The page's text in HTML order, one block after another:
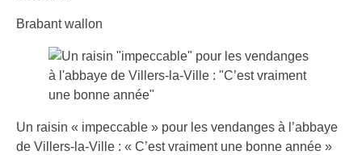
Brabant wallon
Un raisin « impeccable » pour les vendanges à l’abbaye
de Villers-la-Ville : « C’est vraiment une bonne année »